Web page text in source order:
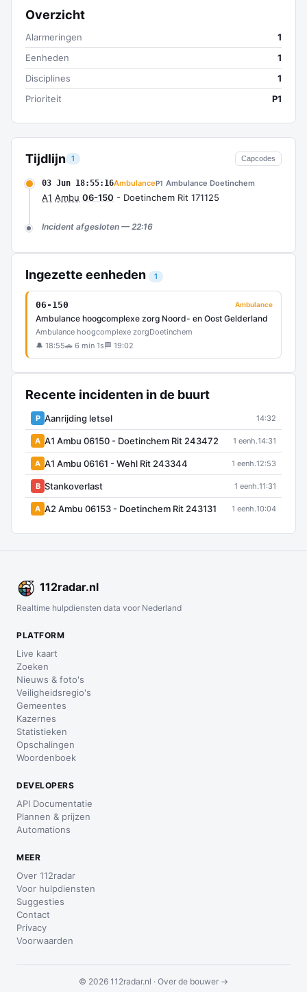
Tijdlijn 1 Capcodes
03 Jun 18:55:16AmbulanceP1 Ambulance Doetinchem
A1 Ambu 06-150 - Doetinchem Rit 171125
Incident afgesloten — 22:16
Ingezette eenheden 1
06-150 Ambulance
Ambulance hoogcomplexe zorg Noord- en Oost Gelderland
Ambulance hoogcomplexe zorgDoetinchem
🔔 18:55🚗 6 min 1s 🏁 19:02
Recente incidenten in de buurt
P Aanrijding letsel 14:32
A A1 Ambu 06150 - Doetinchem Rit 243472 1 eenh.14:31
A A1 Ambu 06161 - Wehl Rit 243344 1 eenh.12:53
B Stankoverlast 1 eenh.11:31
A A2 Ambu 06153 - Doetinchem Rit 243131 1 eenh.10:04
Overzicht
Alarmeringen
1
Eenheden
1
Disciplines
1
Prioriteit
P1
112radar.nl
Realtime hulpdiensten data voor Nederland
PLATFORM
Live kaart
Zoeken
Nieuws & foto's
Veiligheidsregio's
Gemeentes
Kazernes
Statistieken
Opschalingen
Woordenboek
DEVELOPERS
API Documentatie
Plannen & prijzen
Automations
MEER
Over 112radar
Voor hulpdiensten
Suggesties
Contact
Privacy
Voorwaarden
© 2026 112radar.nl · Over de bouwer →